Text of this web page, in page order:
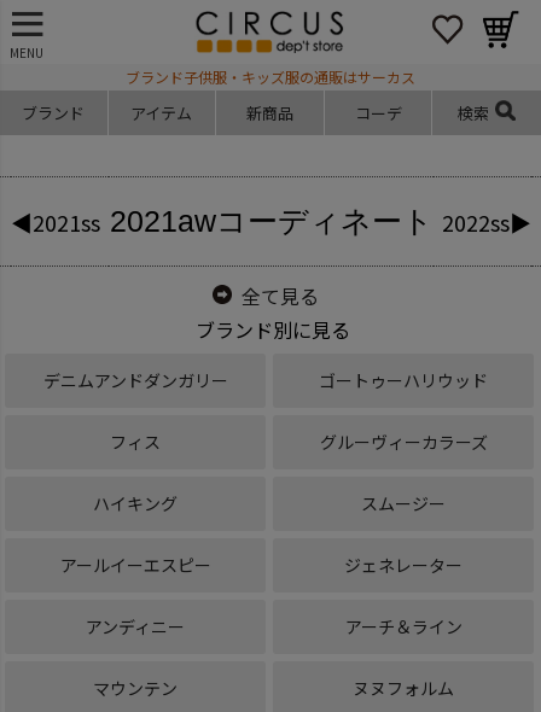
MENU
ブランド子供服・キッズ服の通販はサーカス
ブランド アイテム 新商品 コーデ 検索
◀2021ss 2021awコーディネート 2022ss▶
全て見る
ブランド別に見る
デニムアンドダンガリー ゴートゥーハリウッド
フィス グルーヴィーカラーズ
ハイキング スムージー
アールイーエスピー ジェネレーター
アンディニー アーチ＆ライン
マウンテン ヌヌフォルム